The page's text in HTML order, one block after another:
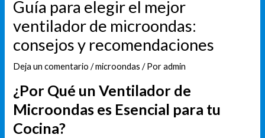
Guía para elegir el mejor
ventilador de microondas:
consejos y recomendaciones
Deja un comentario /microondas / Poradmin
¿Por Qué un Ventilador de
Microondas es Esencial para tu
Cocina?